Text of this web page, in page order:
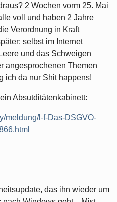
2 Wochen vorm 25. Mai
voll und haben 2 Jahre
Verordnung in Kraft
selbst im Internet
und das Schweigen
angesprochenen Themen
ich da nur Shit happens!
Absutditätenkabinett:
meldung/l-f-Das-DSGVO-
das ihn wieder um